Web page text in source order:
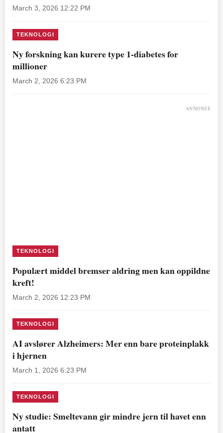
March 3, 2026 12:22 PM
TEKNOLOGI
Ny forskning kan kurere type 1-diabetes for
millioner
March 2, 2026 6:23 PM
ANNONSE
TEKNOLOGI
Populært middel bremser aldring men kan oppildne
kreft!
March 2, 2026 12:23 PM
TEKNOLOGI
AI avslører Alzheimers: Mer enn bare proteinplakk
i hjernen
March 1, 2026 6:23 PM
TEKNOLOGI
Ny studie: Smeltevann gir mindre jern til havet enn
antatt